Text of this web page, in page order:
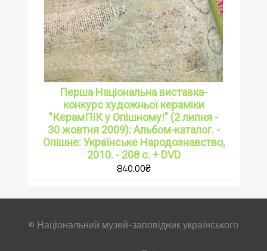
Перша Національна виставка-
конкурс художньої кераміки
"КерамПІК у Опішному!" (2 липня -
30 жовтня 2009): Альбом-каталог. -
Опішне: Українське Народознавство,
2010. - 208 с. + DVD
840.00₴
© Національний музей-заповідник українського